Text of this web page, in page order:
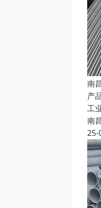
南
产
工
南
25-